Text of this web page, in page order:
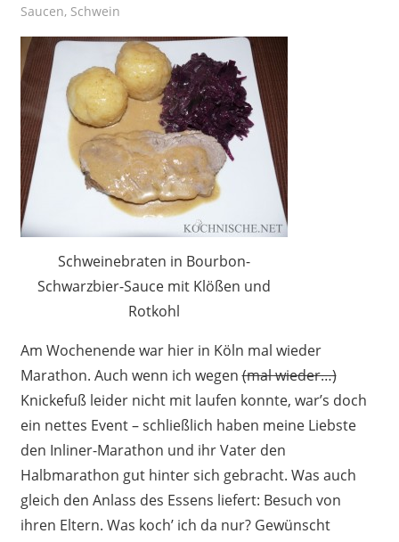
Saucen, Schwein
Schweinebraten in Bourbon-
Schwarzbier-Sauce mit Klößen und
Rotkohl
Am Wochenende war hier in Köln mal wieder
Marathon. Auch wenn ich wegen(mal wieder…)
Knickefuß leider nicht mit laufen konnte, war’s doch
ein nettes Event – schließlich haben meine Liebste
den Inliner-Marathon und ihr Vater den
Halbmarathon gut hinter sich gebracht. Was auch
gleich den Anlass des Essens liefert: Besuch von
ihren Eltern. Was koch’ ich da nur? Gewünscht